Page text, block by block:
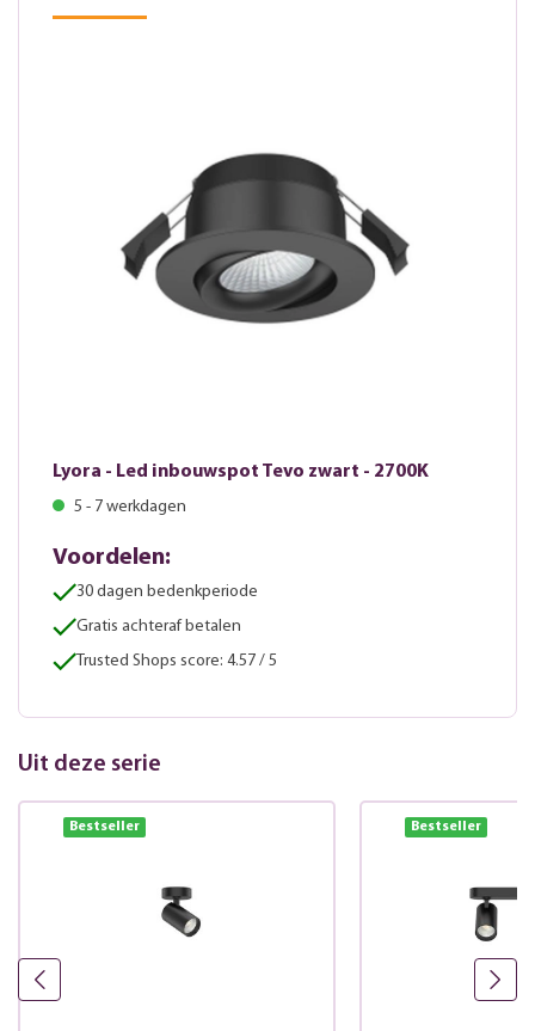
Lyora - Led inbouwspot Tevo zwart - 2700K
5 - 7 werkdagen
Voordelen:
30 dagen bedenkperiode
Gratis achteraf betalen
Trusted Shops score: 4.57 / 5
Uit deze serie
Bestseller Bestseller